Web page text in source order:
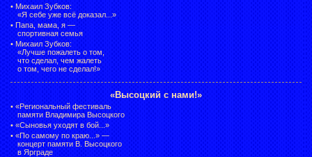
• Михаил Зубков:
«Я себе уже всё доказал...»
• Папа, мама, я —
спортивная семья
• Михаил Зубков:
«Лучше пожалеть о том,
что сделал, чем жалеть
о том, чего не сделал!»
«Высоцкий с нами!»
• «Региональный фестиваль
памяти Владимира Высоцкого
• «Сыновья уходят в бой...»
• «По самому по краю...» —
концерт памяти В. Высоцкого
в Ярграде